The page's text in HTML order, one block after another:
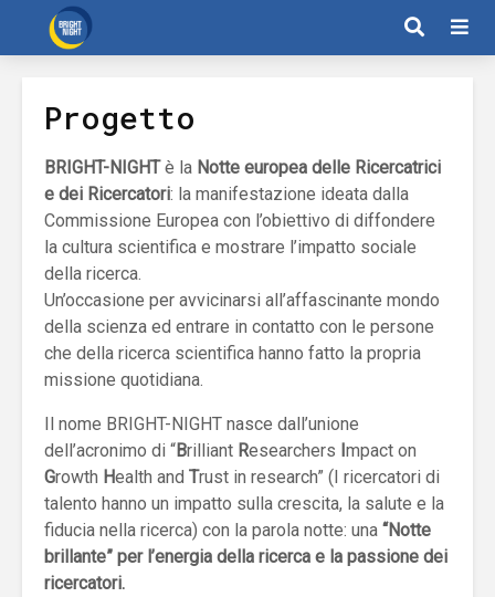
Progetto
BRIGHT-NIGHTè la Notte europea delle Ricercatrici
e dei Ricercatori: la manifestazione ideata dalla
Commissione Europea con l’obiettivo di diffondere
la cultura scientifica e mostrare l’impatto sociale
della ricerca.
Un’occasione per avvicinarsi all’affascinante mondo
della scienza ed entrare in contatto con le persone
che della ricerca scientifica hanno fatto la propria
missione quotidiana.
Il nome BRIGHT-NIGHT nasce dall’unione
dell’acronimo di “Brilliant Researchers Impact on
Growth Health and Trust in research” (I ricercatori di
talento hanno un impatto sulla crescita, la salute e la
fiducia nella ricerca) con la parola notte: una “Notte
brillante” per l’energia della ricerca e la passione dei
ricercatori.